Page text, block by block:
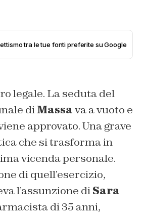
tra le tue fonti preferite su Google
legale. La seduta del
diMassava a vuoto e
approvato. Una grave
che si trasforma in
vicenda personale.
di quell’esercizio,
l’assunzione diSara
di 35 anni,